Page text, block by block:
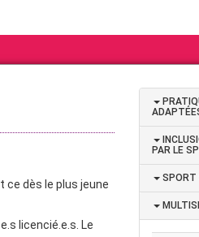
ce dès le plus jeune
licencié.e.s. Le
PAR LE
SPORT